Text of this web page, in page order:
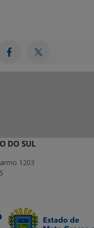
DO SUL
1203